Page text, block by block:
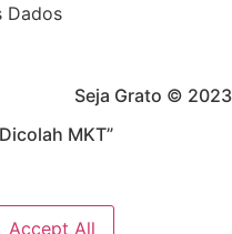
Dados
Seja Grato © 2023
MKT”
Accept All